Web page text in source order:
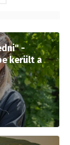
-
került a